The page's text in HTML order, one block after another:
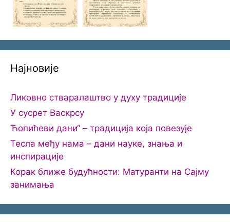
Најновије
Ликовно стваралаштво у духу традиције
У сусрет Васкрсу
Ћопићеви дани“ – традиција која повезује
Тесла међу нама – дани науке, знања и
инспирације
Корак ближе будућности: Матуранти на Сајму
занимања